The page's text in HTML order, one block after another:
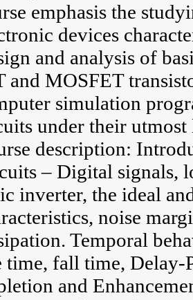
emphasis the
devices
and analysis of
and MOSFET
simulation
under their
description:
– Digital signals,
inverter, the ideal
noise
Temporal
time, fall time,
and